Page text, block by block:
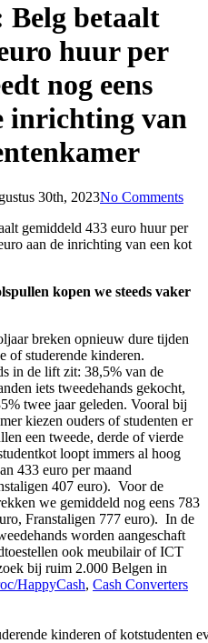
Belg betaalt
huur per
nog eens
inrichting van
30th, 2023No Comments
gemiddeld 433 euro huur per
aan de inrichting van een kot
kopen we steeds vaker
breken opnieuw dure tijden
of studerende kinderen.
in de lift zit: 38,5% van de
iets tweedehands gekocht,
twee jaar geleden. Vooral bij
kiezen ouders of studenten er
een tweede, derde of vierde
loopt immers al hoog
433 euro per maand
407 euro). Voor de
we gemiddeld nog eens 783
Franstaligen 777 euro). In de
worden aangeschaft
ook meubilair of ICT
bij ruim 2.000 Belgen in
HappyCash, Cash Converters
kinderen of kotstudenten